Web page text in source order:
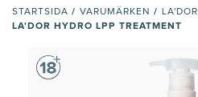
STARTSIDA / VARUMÄRKEN / LA'DOR
LA'DOR HYDRO LPP TREATMENT